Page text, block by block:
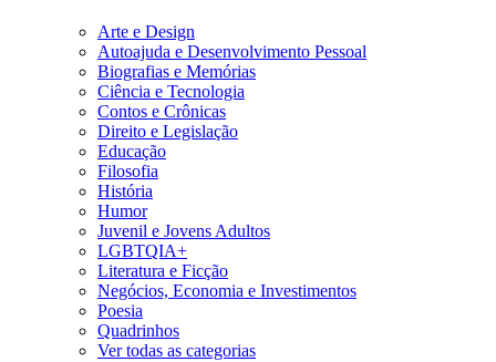
Arte e Design
Autoajuda e Desenvolvimento Pessoal
Biografias e Memórias
Ciência e Tecnologia
Contos e Crônicas
Direito e Legislação
Educação
Filosofia
História
Humor
Juvenil e Jovens Adultos
LGBTQIA+
Literatura e Ficção
Negócios, Economia e Investimentos
Poesia
Quadrinhos
Ver todas as categorias